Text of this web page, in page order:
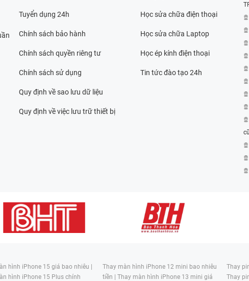
Tuyển dụng 24h
Chính sách bảo hành
Chính sách quyền riêng tư
Chính sách sử dụng
Quy định về sao lưu dữ liệu
Quy định về việc lưu trữ thiết bị
Học sửa chữa điện thoại
Học sửa chữa Laptop
Học ép kính điện thoại
Tin tức đào tạo 24h
hình iPhone 15 giá bao nhiêu |
hình iPhone 15 Plus chính
Thay màn hình iPhone 12 mini bao nhiêu
tiền | Thay màn hình iPhone 13 mini giá
Thay
Thay